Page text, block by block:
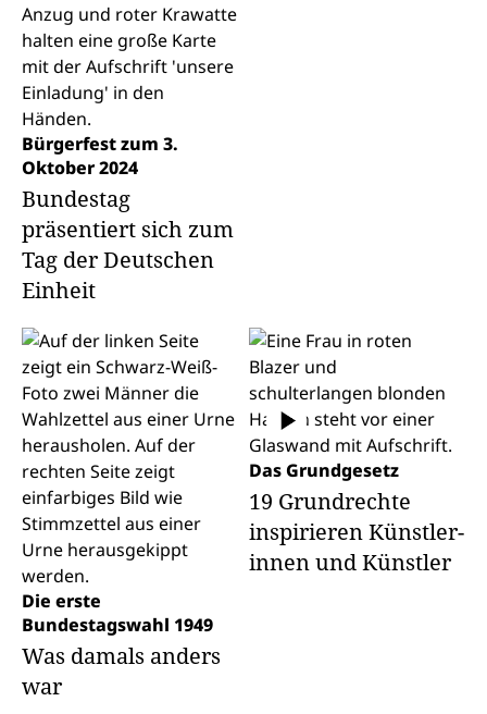
Bürgerfest zum 3.
Oktober 2024
Bundestag
präsentiert sich zum
Tag der Deutschen
Einheit
Die erste
Bundestagswahl 1949
Was damals anders
war
Das Grundgesetz
19 Grund­rechte
inspirieren Künstler­
innen und Künstler